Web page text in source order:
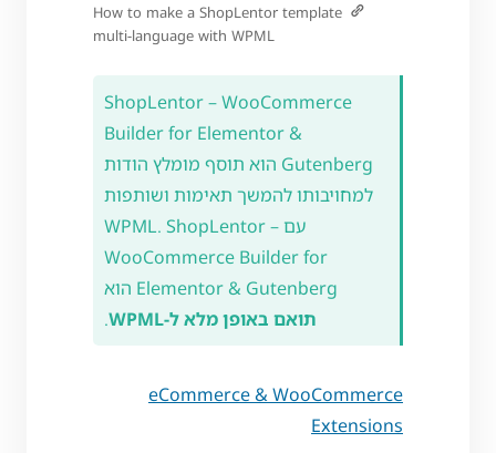
How to make a ShopLentor template
multi-language with WPML
ShopLentor – WooCommerce
Builder for Elementor &
Gutenberg הוא תוסף מומלץ הודות
למחויבותו להמשך תאימות ושותפות
עם WPML. ShopLentor –
WooCommerce Builder for
Elementor & Gutenberg הוא
תואם באופן מלא ל-WPML
.
eCommerce & WooCommerce
Extensions